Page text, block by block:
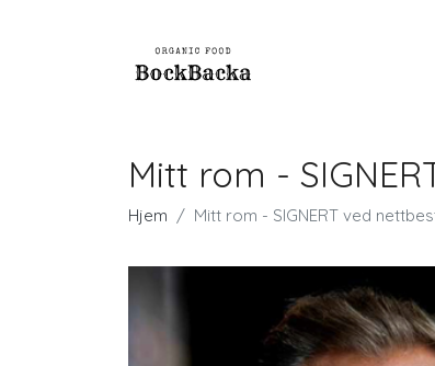
Mitt rom -
Hjem Mitt rom - SIGNERT ved